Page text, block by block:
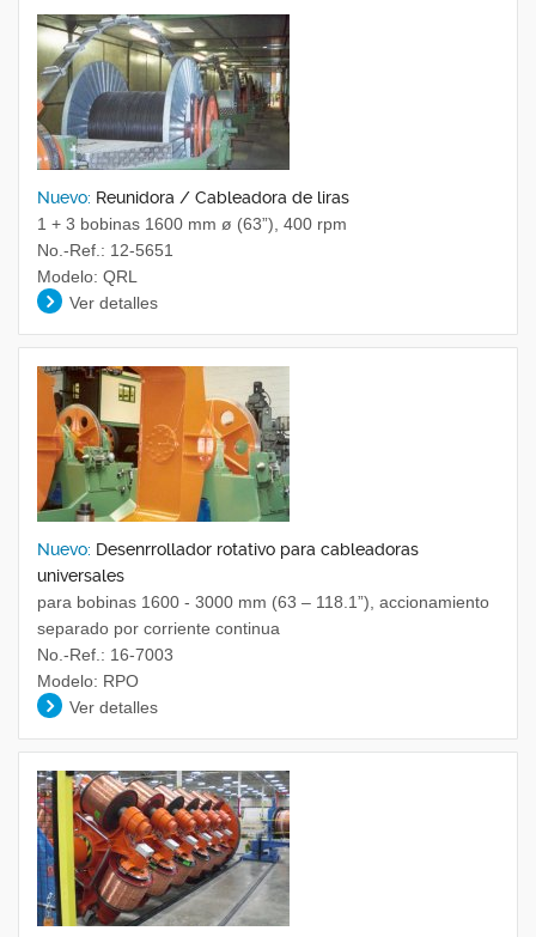
Nuevo: Reunidora / Cableadora de liras
1 + 3 bobinas 1600 mm ø (63”), 400 rpm
No.-Ref.: 12-5651
Modelo: QRL
Ver detalles
Nuevo: Desenrrollador rotativo para cableadoras
universales
para bobinas 1600 - 3000 mm (63 – 118.1”), accionamiento
separado por corriente continua
No.-Ref.: 16-7003
Modelo: RPO
Ver detalles